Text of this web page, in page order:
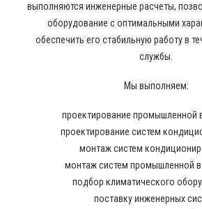
выполняются инженерные расчеты,
оборудование с оптимальными
обеспечить его стабильную работу в
службы.
Мы выполняем:
проектирование промышленной
проектирование систем
монтаж систем
монтаж систем промышленной
подбор климатического
поставку инженерных